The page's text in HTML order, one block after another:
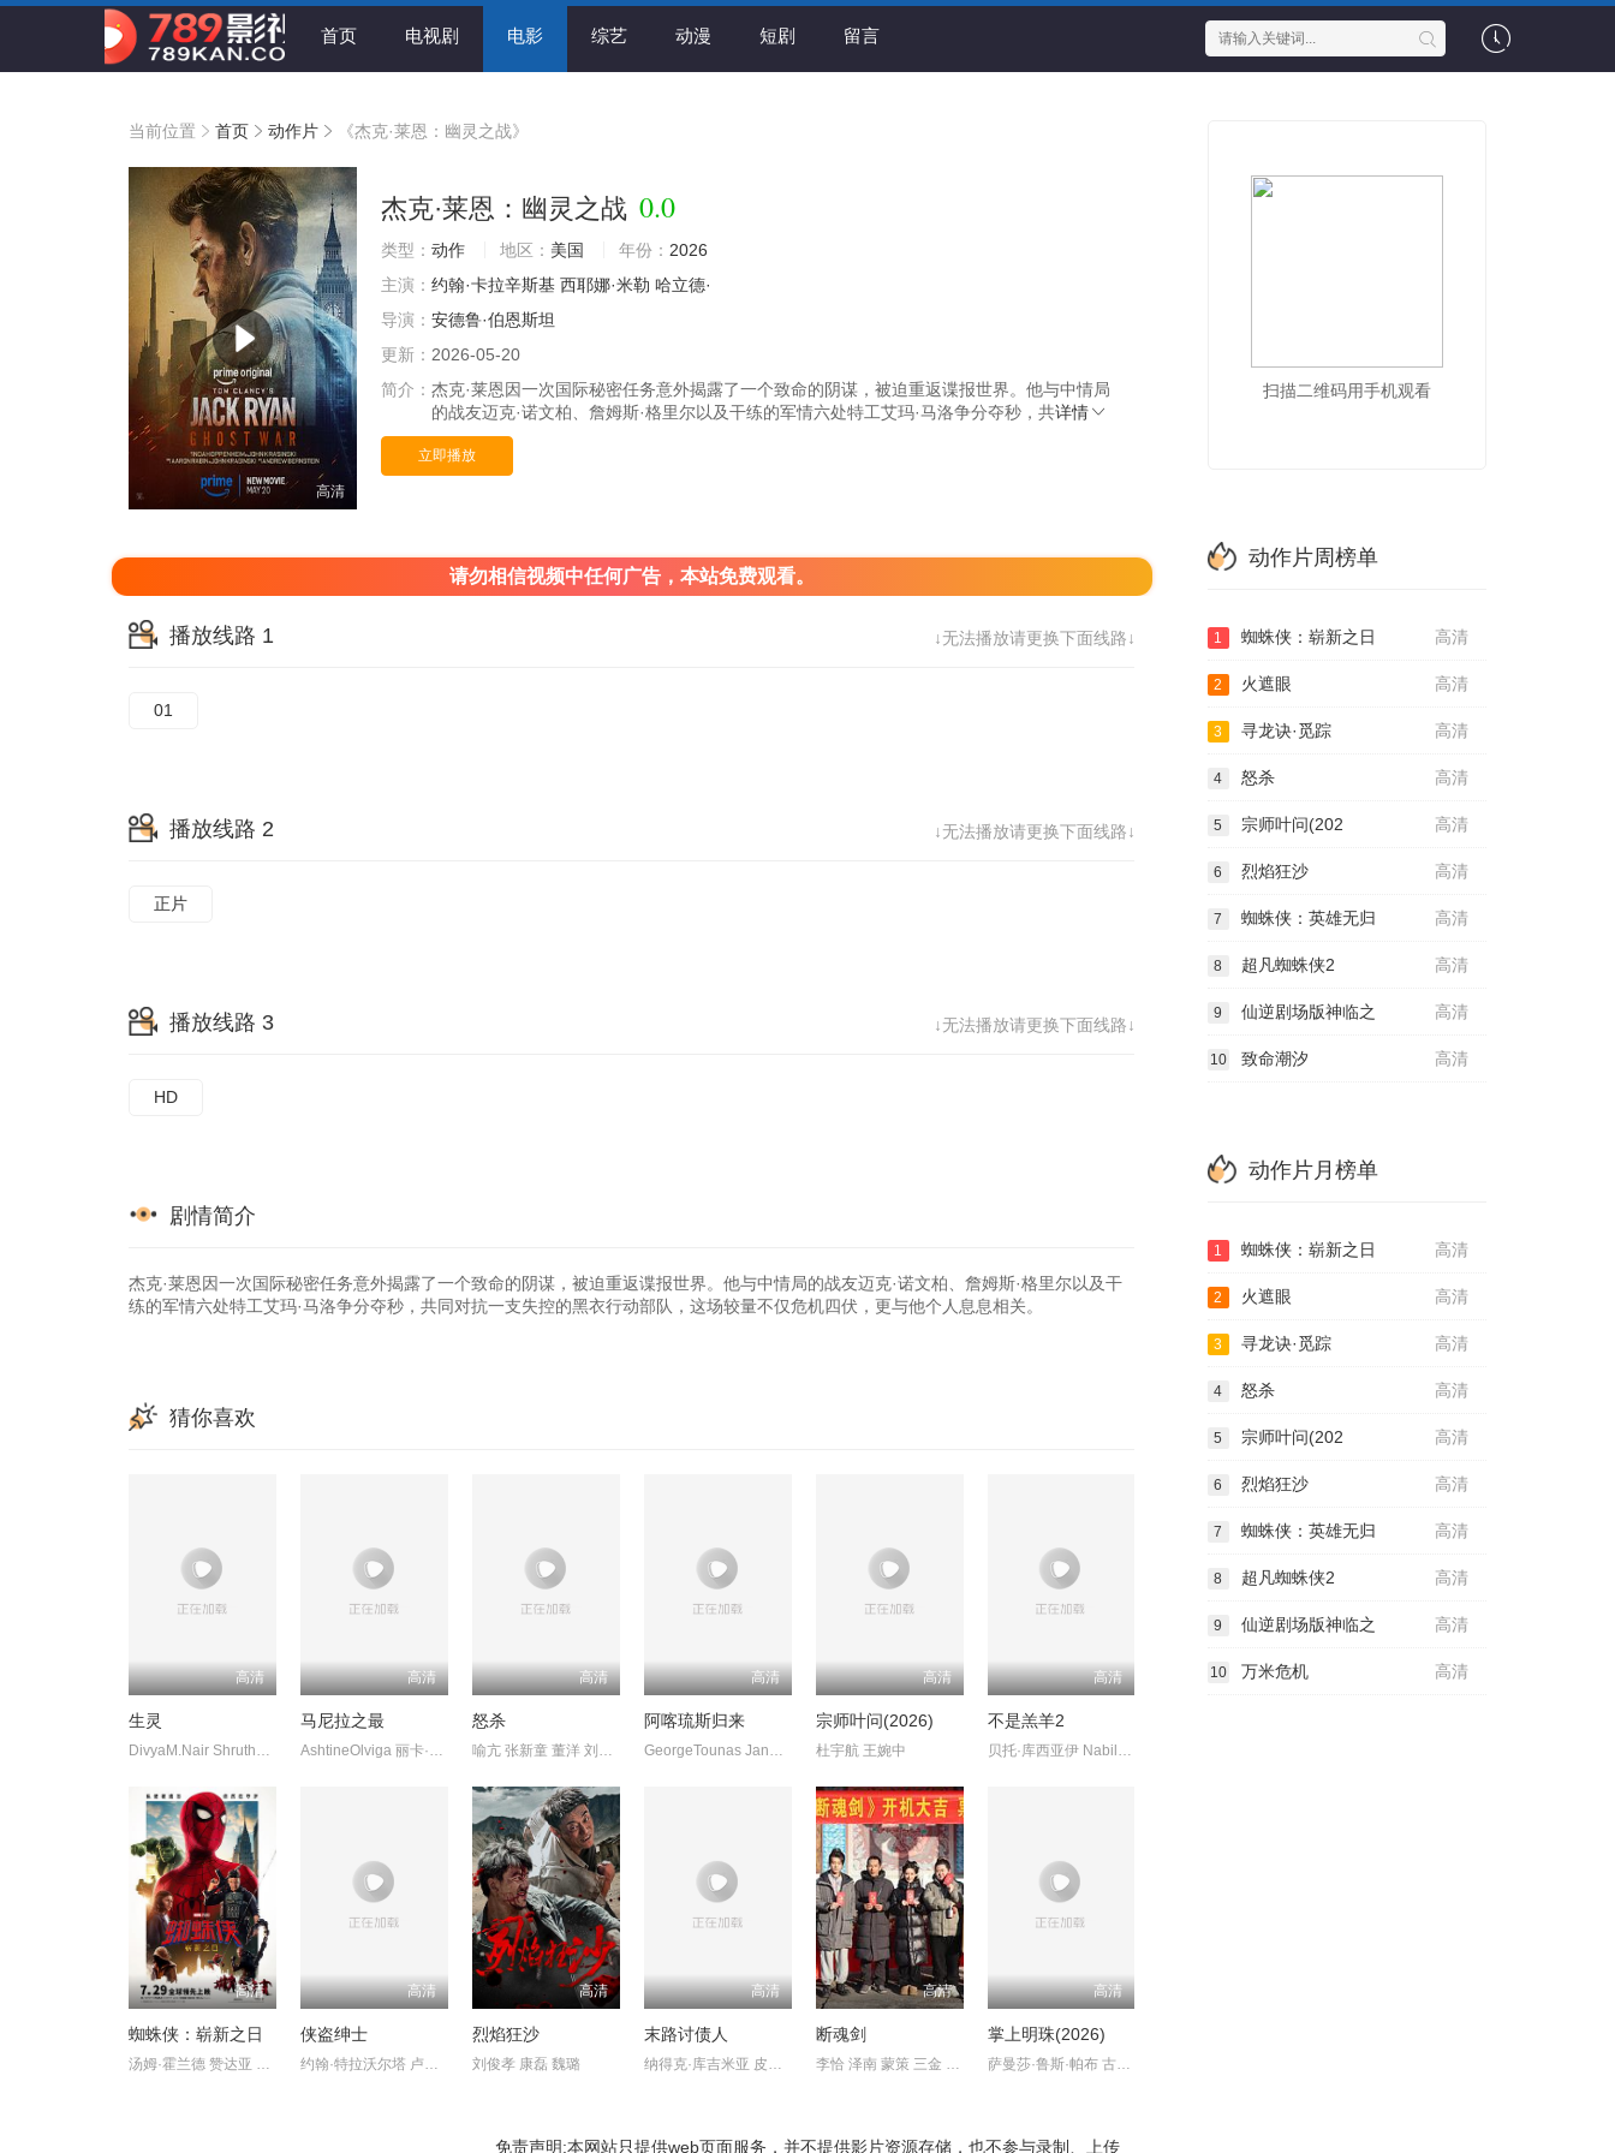
首页 电视剧 电影 综艺 动漫 短剧 留言
当前位置 首页 动作片 《杰克·莱恩：幽灵之战》
高清
杰克·莱恩：幽灵之战 0.0
类型： 动作 地区： 美国 年份： 2026
主演： 约翰·卡拉辛斯基 西耶娜·米勒 哈立德·
导演： 安德鲁·伯恩斯坦
更新： 2026-05-20
简介： 杰克·莱恩因一次国际秘密任务意外揭露了一个致命的阴谋，被迫重返谍报世界。他与中情局
的战友迈克·诺文柏、詹姆斯·格里尔以及干练的军情六处特工艾玛·马洛争分夺秒，共详情
立即播放
请勿相信视频中任何广告，本站免费观看。
↓无法播放请更换下面线路↓
播放线路 1
01
↓无法播放请更换下面线路↓
播放线路 2
正片
↓无法播放请更换下面线路↓
播放线路 3
HD
剧情简介
杰克·莱恩因一次国际秘密任务意外揭露了一个致命的阴谋，被迫重返谍报世界。他与中情局的战友迈克·诺文柏、詹姆斯·格里尔以及干
练的军情六处特工艾玛·马洛争分夺秒，共同对抗一支失控的黑衣行动部队，这场较量不仅危机四伏，更与他个人息息相关。
猜你喜欢
高清
生灵
DivyaM.Nair ShruthyMenon 苏迪普 赛亚米·凯尔 罗尚·马修 维诺
高清
马尼拉之最
AshtineOlviga 丽卡·佩拉莱约
高清
怒杀
喻亢 张新童 董洋 刘珂君
高清
阿喀琉斯归来
GeorgeTounas JannisSky
高清
宗师叶问(2026)
杜宇航 王婉中
高清
不是羔羊2
贝托·库西亚伊 NabilaHuda
高清
蜘蛛侠：崭新之日
高清
侠盗绅士
约翰·特拉沃尔塔 卢卡斯·哈斯
高清
烈焰狂沙
刘俊孝 康磊 魏璐
高清
末路讨债人
高清
断魂剑
高清
掌上明珠(2026)
扫描二维码用手机观看
动作片周榜单
高清
1 蜘蛛侠：崭新之日
高清
2 火遮眼
高清
3 寻龙诀·觅踪
高清
4 怒杀
高清
5 宗师叶问(202
高清
6 烈焰狂沙
高清
7 蜘蛛侠：英雄无归
高清
8 超凡蜘蛛侠2
高清
9 仙逆剧场版神临之
高清
10 致命潮汐
动作片月榜单
高清
1 蜘蛛侠：崭新之日
高清
2 火遮眼
高清
3 寻龙诀·觅踪
高清
4 怒杀
高清
5 宗师叶问(202
高清
6 烈焰狂沙
高清
7 蜘蛛侠：英雄无归
高清
8 超凡蜘蛛侠2
高清
9 仙逆剧场版神临之
高清
10 万米危机
免责声明:本网站只提供web页面服务，并不提供影片资源存储，也不参与录制、上传